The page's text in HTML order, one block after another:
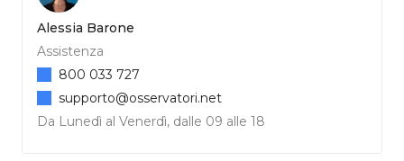
Alessia Barone
Assistenza
Da Lunedì al Venerdì, dalle 09 alle 18
800 033 727
supporto@osservatori.net